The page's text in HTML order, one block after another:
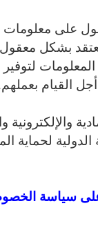
على
بشكل
القيام
والإلكترونية
لحماية
سياسة